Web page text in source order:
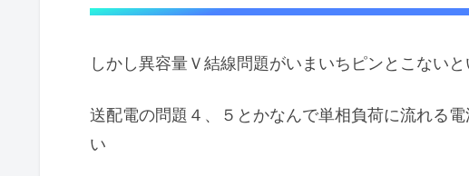
しかし異容量Ｖ結線問題がいまいちピンとこない
送配電の問題４、５とかなんで単相負荷に流れる
い